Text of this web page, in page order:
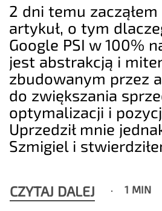
2 dni temu zacząłem
artykuł, o tym
Google PSI w 100%
jest abstrakcją i
zbudowanym przez
do zwiększania
optymalizacji i
Uprzedził mnie
Szmigiel i
CZYTAJ DALEJ 1 MIN